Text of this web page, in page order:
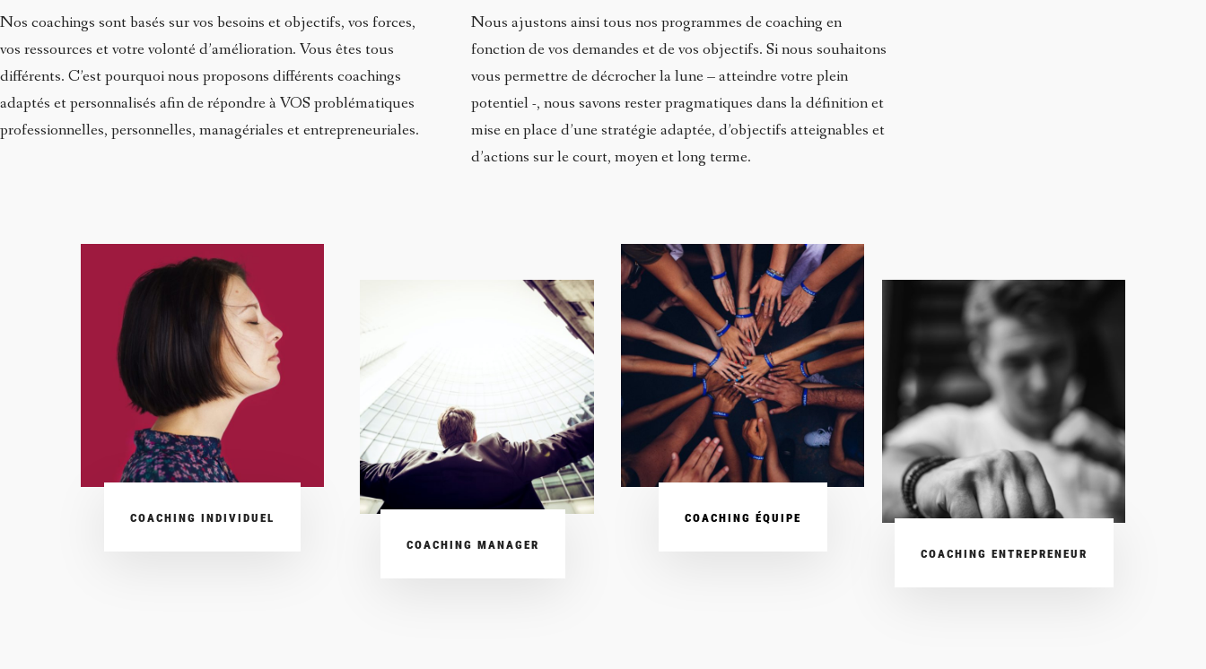
Nos coachings sont basés sur vos besoins et objectifs, vos forces,
vos ressources et votre volonté d’amélioration. Vous êtes tous
différents. C’est pourquoi nous proposons différents coachings
adaptés et personnalisés afin de répondre à VOS problématiques
professionnelles, personnelles, managériales et entrepreneuriales.
Nous ajustons ainsi tous nos programmes de coaching en
fonction de vos demandes et de vos objectifs. Si nous souhaitons
vous permettre de décrocher la lune – atteindre votre plein
potentiel -, nous savons rester pragmatiques dans la définition et
mise en place d’une stratégie adaptée, d’objectifs atteignables et
d’actions sur le court, moyen et long terme.
COACHING INDIVIDUEL
COACHING MANAGER
COACHING ÉQUIPE
COACHING ENTREPRENEUR